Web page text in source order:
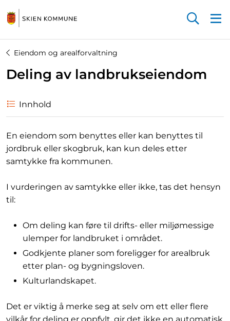
Eiendom og arealforvaltning
Deling av landbrukseiendom
Innhold
En eiendom som benyttes eller kan benyttes til
jordbruk eller skogbruk, kan kun deles etter
samtykke fra kommunen.
I vurderingen av samtykke eller ikke, tas det hensyn
til:
Om deling kan føre til drifts- eller miljømessige
ulemper for landbruket i området.
Godkjente planer som foreligger for arealbruk
etter plan- og bygningsloven.
Kulturlandskapet.
Det er viktig å merke seg at selv om ett eller flere